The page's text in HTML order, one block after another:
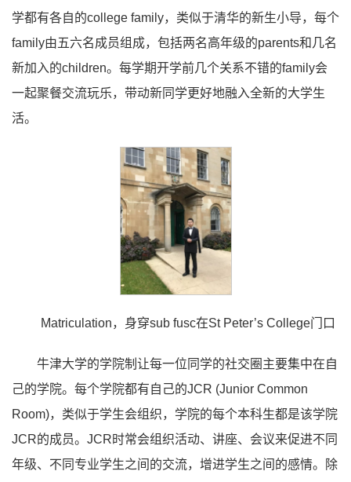
学都有各自的college family，类似于清华的新生小导，每个
family由五六名成员组成，包括两名高年级的parents和几名
新加入的children。每学期开学前几个关系不错的family会
一起聚餐交流玩乐，带动新同学更好地融入全新的大学生
活。
Matriculation，身穿sub fusc在St Peter’s College门口
牛津大学的学院制让每一位同学的社交圈主要集中在自
己的学院。每个学院都有自己的JCR (Junior Common
Room)，类似于学生会组织，学院的每个本科生都是该学院
JCR的成员。JCR时常会组织活动、讲座、会议来促进不同
年级、不同专业学生之间的交流，增进学生之间的感情。除